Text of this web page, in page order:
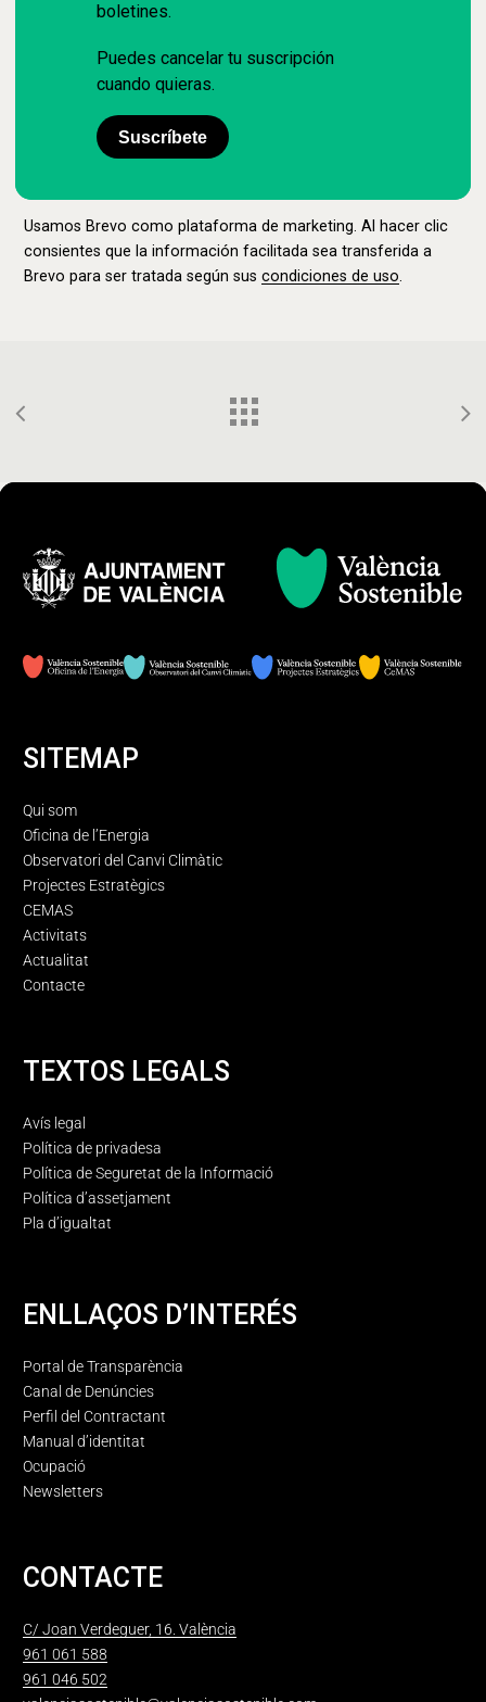
boletines.
Puedes cancelar tu suscripción
cuando quieras.
Suscríbete
Usamos Brevo como plataforma de marketing. Al hacer clic
consientes que la información facilitada sea transferida a
Brevo para ser tratada según sus condiciones de uso.
SITEMAP
Qui som
Oficina de l’Energia
Observatori del Canvi Climàtic
Projectes Estratègics
CEMAS
Activitats
Actualitat
Contacte
TEXTOS LEGALS
Avís legal
Política de privadesa
Política de Seguretat de la Informació
Política d’assetjament
Pla d’igualtat
ENLLAÇOS D’INTERÉS
Portal de Transparència
Canal de Denúncies
Perfil del Contractant
Manual d’identitat
Ocupació
Newsletters
CONTACTE
C/ Joan Verdeguer, 16. València
961 061 588
961 046 502